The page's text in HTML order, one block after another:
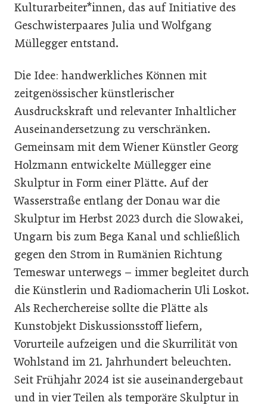
Kulturarbeiter*innen, das auf Initiative des
Geschwisterpaares Julia und Wolfgang
Müllegger entstand.
Die Idee: handwerkliches Können mit
zeitgenössischer künstlerischer
Ausdruckskraft und relevanter Inhaltlicher
Auseinandersetzung zu verschränken.
Gemeinsam mit dem Wiener Künstler Georg
Holzmann entwickelte Müllegger eine
Skulptur in Form einer Plätte. Auf der
Wasserstraße entlang der Donau war die
Skulptur im Herbst 2023 durch die Slowakei,
Ungarn bis zum Bega Kanal und schließlich
gegen den Strom in Rumänien Richtung
Temeswar unterwegs – immer begleitet durch
die Künstlerin und Radiomacherin Uli Loskot.
Als Recherchereise sollte die Plätte als
Kunstobjekt Diskussionsstoff liefern,
Vorurteile aufzeigen und die Skurrilität von
Wohlstand im 21. Jahrhundert beleuchten.
Seit Frühjahr 2024 ist sie auseinandergebaut
und in vier Teilen als temporäre Skulptur in